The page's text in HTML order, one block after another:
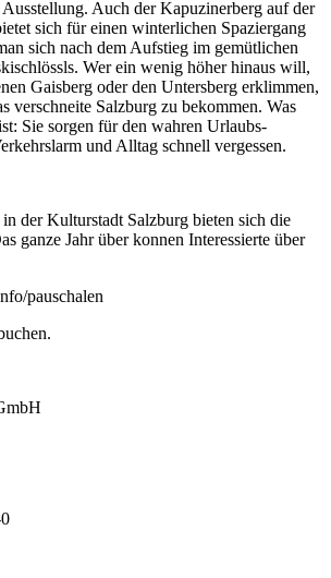
Auch der Kapuzinerberg auf der
sich für einen winterlichen Spaziergang
sich nach dem Aufstieg im gemütlichen
Wer ein wenig höher hinaus will,
Gaisberg oder den Untersberg erklimmen,
verschneite Salzburg zu bekommen. Was
Sie sorgen für den wahren Urlaubs-
und Alltag schnell vergessen.
der Kulturstadt Salzburg bieten sich die
ganze Jahr über konnen Interessierte über
pauschalen